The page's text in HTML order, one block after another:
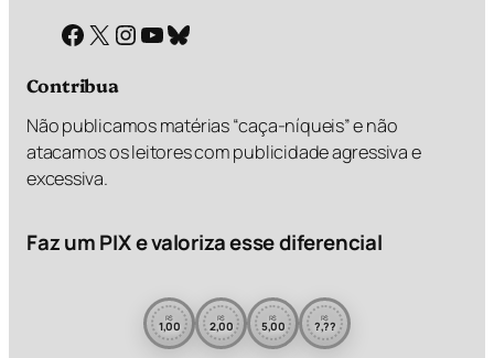
Facebook X Instagram Youtube Bluesky
Contribua
Não publicamos matérias “caça-níqueis” e não
atacamos os leitores com publicidade agressiva e
excessiva.
Faz um PIX e valoriza esse diferencial
R$
1,00 R$
2,00 R$
5,00 R$
?,??